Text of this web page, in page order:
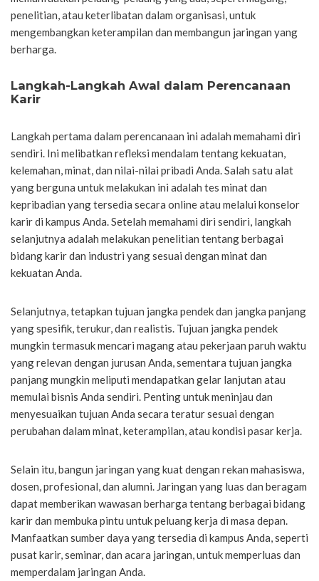
penelitian, atau keterlibatan dalam organisasi, untuk
mengembangkan keterampilan dan membangun jaringan yang
berharga.
Langkah-Langkah Awal dalam Perencanaan
Karir
Langkah pertama dalam perencanaan ini adalah memahami diri
sendiri. Ini melibatkan refleksi mendalam tentang kekuatan,
kelemahan, minat, dan nilai-nilai pribadi Anda. Salah satu alat
yang berguna untuk melakukan ini adalah tes minat dan
kepribadian yang tersedia secara online atau melalui konselor
karir di kampus Anda. Setelah memahami diri sendiri, langkah
selanjutnya adalah melakukan penelitian tentang berbagai
bidang karir dan industri yang sesuai dengan minat dan
kekuatan Anda.
Selanjutnya, tetapkan tujuan jangka pendek dan jangka panjang
yang spesifik, terukur, dan realistis. Tujuan jangka pendek
mungkin termasuk mencari magang atau pekerjaan paruh waktu
yang relevan dengan jurusan Anda, sementara tujuan jangka
panjang mungkin meliputi mendapatkan gelar lanjutan atau
memulai bisnis Anda sendiri. Penting untuk meninjau dan
menyesuaikan tujuan Anda secara teratur sesuai dengan
perubahan dalam minat, keterampilan, atau kondisi pasar kerja.
Selain itu, bangun jaringan yang kuat dengan rekan mahasiswa,
dosen, profesional, dan alumni. Jaringan yang luas dan beragam
dapat memberikan wawasan berharga tentang berbagai bidang
karir dan membuka pintu untuk peluang kerja di masa depan.
Manfaatkan sumber daya yang tersedia di kampus Anda, seperti
pusat karir, seminar, dan acara jaringan, untuk memperluas dan
memperdalam jaringan Anda.